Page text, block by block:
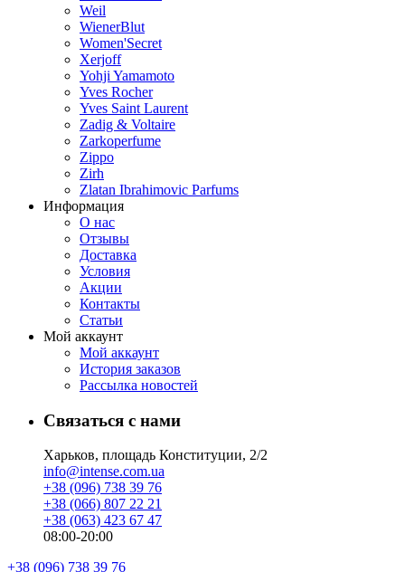
Weil
WienerBlut
Women'Secret
Xerjoff
Yohji Yamamoto
Yves Rocher
Yves Saint Laurent
Zadig & Voltaire
Zarkoperfume
Zippo
Zirh
Zlatan Ibrahimovic Parfums
Информация
О нас
Отзывы
Доставка
Условия
Aкции
Контакты
Статьи
Мой аккаунт
Мой аккаунт
История заказов
Рассылка новостей
Связаться с нами
Харьков, площадь Конституции, 2/2
info@intense.com.ua
+38 (096) 738 39 76
+38 (066) 807 22 21
+38 (063) 423 67 47
08:00-20:00
+38 (096) 738 39 76